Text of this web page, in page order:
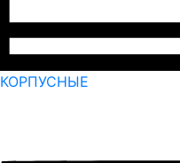
КОРПУСНЫЕ